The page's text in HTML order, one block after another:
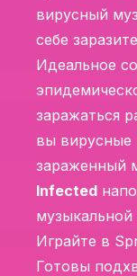
вирусный
себе
Идеальное
заражаться
вы вирусные
зараженный
Infected
музыкальной
Играйте в
Готовы